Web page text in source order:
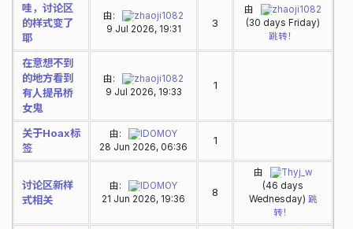
哇，讨论区
的样式变了
耶
由:
zhaoji1082
9 Jul 2026, 19:31
3
由
zhaoji1082
(30 days Friday)
跳转！
在意想不到
的地方看到
有人提吊桥
女鬼
由:
zhaoji1082
9 Jul 2026, 19:33
1
关于Hoax标
签
由:
IDOMOY
28 Jun 2026, 06:36
1
讨论区新样
式相关
由:
IDOMOY
21 Jun 2026, 19:36
8
由
Thyj_w
(46 days
Wednesday) 跳
转！